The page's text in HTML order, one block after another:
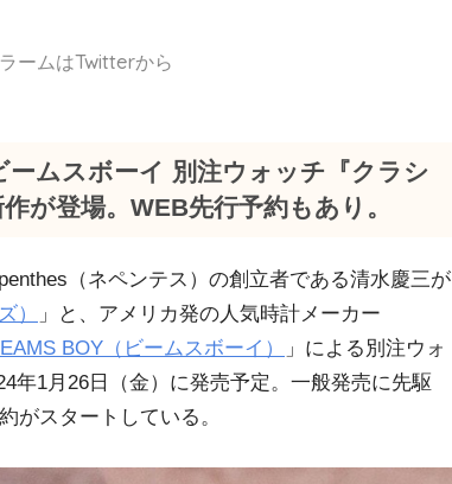
ームはTwitterから
ムスボーイ 別注ウォッチ『クラシ
が登場。WEB先行予約もあり。
（ネペンテス）の創立者である清水慶三が
）
」と、アメリカ発の人気時計メーカー
BOY（ビームスボーイ）
」による別注ウォ
年1月26日（金）に発売予定。一般発売に先駆
がスタートしている。